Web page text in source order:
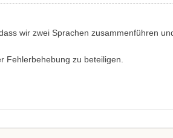
wir zwei Sprachen zusammenführen
Fehlerbehebung zu beteiligen.